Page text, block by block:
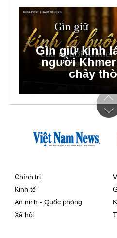
Gìn giữ kinh
người
chảy
Hà Nội dồn
phường xã
Chính trị
Kinh tế
An ninh - Quốc phòng
Xã hội